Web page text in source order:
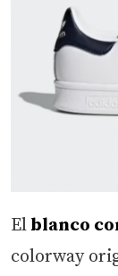
Elblanco
colorway